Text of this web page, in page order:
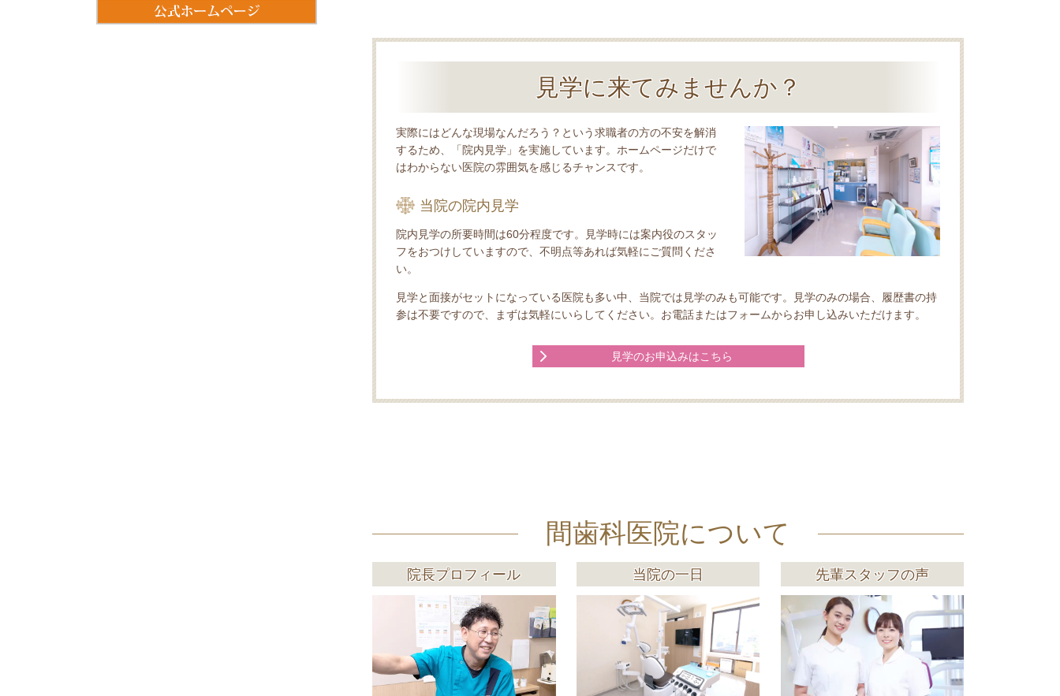
見学に来てみませんか？
実際にはどんな現場なんだろう？という求職者の方の不安を解消
するため、「院内見学」を実施しています。ホームページだけで
はわからない医院の雰囲気を感じるチャンスです。
当院の院内見学
院内見学の所要時間は60分程度です。見学時には案内役のスタッ
フをおつけしていますので、不明点等あれば気軽にご質問くださ
い。
見学と面接がセットになっている医院も多い中、当院では見学のみも可能です。見学のみの場合、履歴書の持
参は不要ですので、まずは気軽にいらしてください。お電話またはフォームからお申し込みいただけます。
見学のお申込みはこちら
間歯科医院について
院長プロフィール 当院の一日 先輩スタッフの声